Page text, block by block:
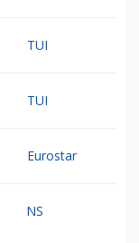
TUI
TUI
Eurostar
NS